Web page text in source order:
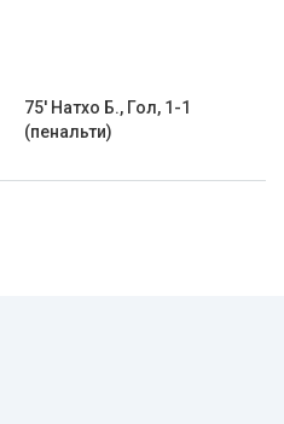
75' Натхо Б., Гол, 1-1
(пенальти)